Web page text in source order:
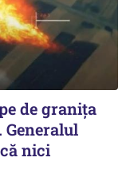
de granița
Generalul
nici